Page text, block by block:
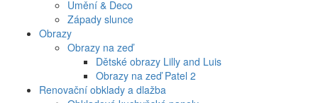
Umění & Deco
Západy slunce
Obrazy
Obrazy na zeď
Dětské obrazy Lilly and Luis
Obrazy na zeď Patel 2
Renovační obklady a dlažba